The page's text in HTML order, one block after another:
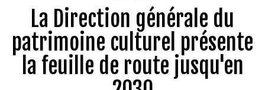
La Direction générale du
patrimoine culturel présente
la feuille de route jusqu'en